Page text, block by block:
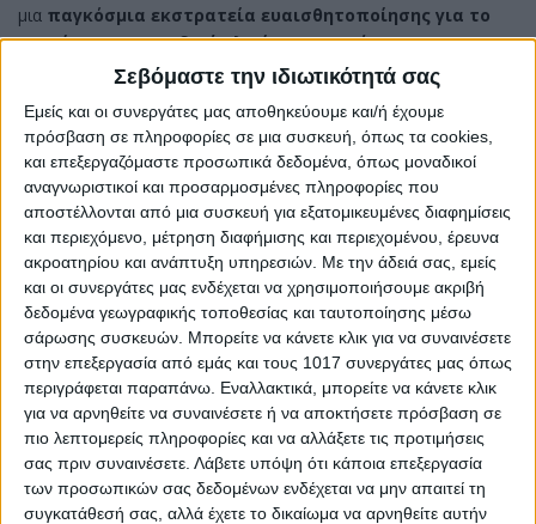
Σεβόμαστε την ιδιωτικότητά σας
Εμείς και οι συνεργάτες μας αποθηκεύουμε και/ή έχουμε
πρόσβαση σε πληροφορίες σε μια συσκευή, όπως τα cookies,
και επεξεργαζόμαστε προσωπικά δεδομένα, όπως μοναδικοί
αναγνωριστικοί και προσαρμοσμένες πληροφορίες που
αποστέλλονται από μια συσκευή για εξατομικευμένες διαφημίσεις
και περιεχόμενο, μέτρηση διαφήμισης και περιεχομένου, έρευνα
ακροατηρίου και ανάπτυξη υπηρεσιών. Με την άδειά σας, εμείς
και οι συνεργάτες μας ενδέχεται να χρησιμοποιήσουμε ακριβή
δεδομένα γεωγραφικής τοποθεσίας και ταυτοποίησης μέσω
σάρωσης συσκευών. Μπορείτε να κάνετε κλικ για να συναινέσετε
στην επεξεργασία από εμάς και τους 1017 συνεργάτες μας όπως
περιγράφεται παραπάνω. Εναλλακτικά, μπορείτε να κάνετε κλικ
για να αρνηθείτε να συναινέσετε ή να αποκτήσετε πρόσβαση σε
πιο λεπτομερείς πληροφορίες και να αλλάξετε τις προτιμήσεις
σας πριν συναινέσετε. Λάβετε υπόψη ότι κάποια επεξεργασία
των προσωπικών σας δεδομένων ενδέχεται να μην απαιτεί τη
συγκατάθεσή σας, αλλά έχετε το δικαίωμα να αρνηθείτε αυτήν
μια παγκόσμια εκστρατεία ευαισθητοποίησης για το
καρκίνο στην παιδική ηλικία και την έκφραση
υποστήριξης στα παιδιά και τους εφήβους με καρκίνο
Η Ημέρα προωθεί τη βαθιά κατανόηση των ζητημάτων και των
προκλήσεων που σχετίζονται με τον παιδικό καρκίνο, όπως και
τον αντίκτυπό τους στα παιδιά και τους εφήβους με καρκίνο,
στους επιζώντες, τις οικογένειές τους και το κοινωνικό σύνολο.
Παράλληλα, στα μήνυμα και αίτημα της ημέρας, υπογραμμίζεται
η ανάγκη γιαπιο δίκαιη και μεγαλύτερη
προσβασιμότητα στη θεραπεία και τη φροντίδα όλων
των παιδιών με καρκίνο, όπου κι αν βρίσκονται.
Πώς Τιμάται η Παγκόσμια Ημέρα κατά
του Καρκίνου της Παιδικής Ηλικίας
Στο γενικό πλαίσιο, κάθε χρόνο, και στην Ελλάδα και στο
εξωτερικό, πραγματοποιούνται σχετικές εκδηλώσεις που